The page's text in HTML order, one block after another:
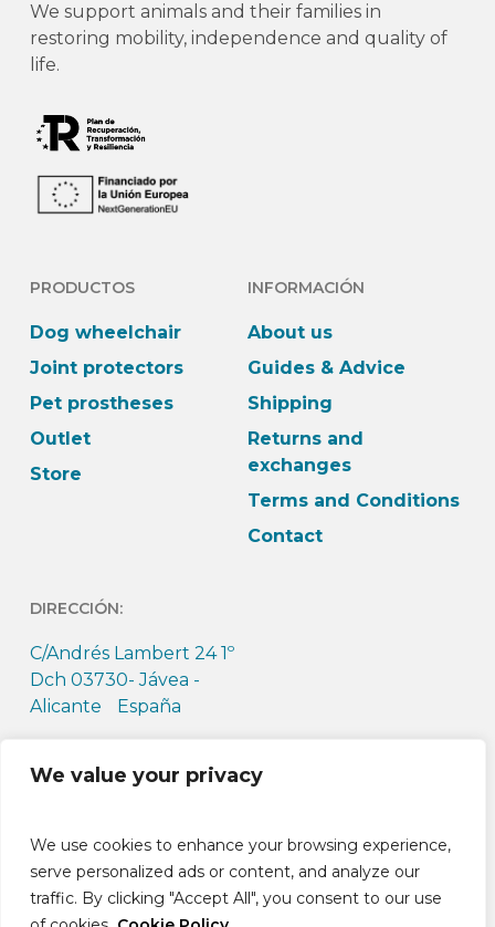
We value your privacy
We use cookies to enhance your browsing experience,
serve personalized ads or content, and analyze our
traffic. By clicking "Accept All", you consent to our use
be
chosen
We support animals and their families in
restoring mobility, independence and quality of
life.
PRODUCTOS
Dog wheelchair
Joint protectors
Pet prostheses
Outlet
Store
INFORMACIÓN
About us
Guides & Advice
Shipping
Returns and
exchanges
Terms and Conditions
Contact
DIRECCIÓN:
C/Andrés Lambert 24 1º
Dch 03730- Jávea -
Alicante España